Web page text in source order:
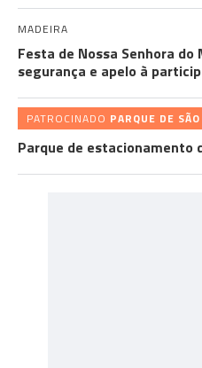
MADEIRA
Festa de Nossa Senhora
segurança e apelo à
PATROCINADO PARQUE DE
Parque de estacionamento